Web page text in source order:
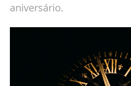
aniversário.